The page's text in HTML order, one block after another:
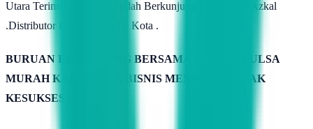
Utara Terimakasih anda Sudah Berkunjung Di Website Azkal
.Distributor Pulsa Murah Di Kota .
BURUAN BERGABUNG BERSAMA SERVER PULSA
MURAH KAMIMITRA BISNIS MENUJU PUNCAK
KESUKSESAN